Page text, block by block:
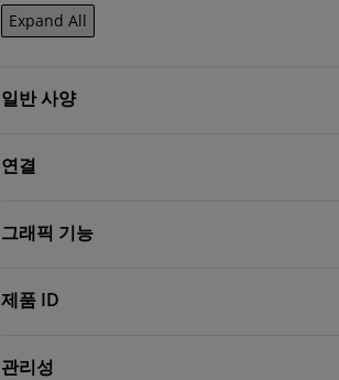
Expand All
일반 사양
연결
그래픽 기능
제품 ID
관리성